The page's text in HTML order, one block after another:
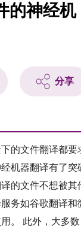
的神经机
分享
的文件翻译都要
机器翻译有了突
的文件不想被其
务如谷歌翻译和
。 此外，大多数